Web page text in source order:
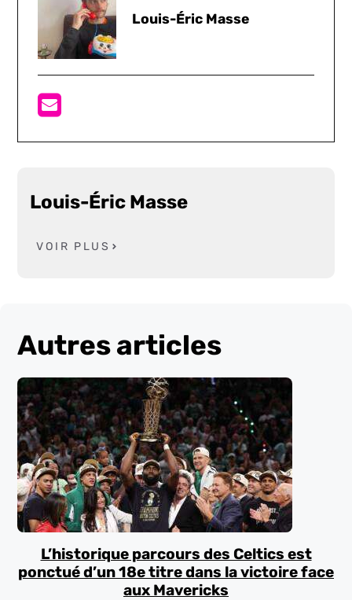
Louis-Éric Masse
Louis-Éric Masse
VOIR PLUS
Autres articles
L’historique parcours des Celtics est
ponctué d’un 18e titre dans la victoire face
aux Mavericks